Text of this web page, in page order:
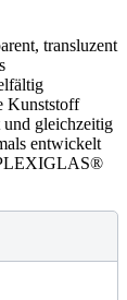
transluzent
Kunststoff
und gleichzeitig
entwickelt